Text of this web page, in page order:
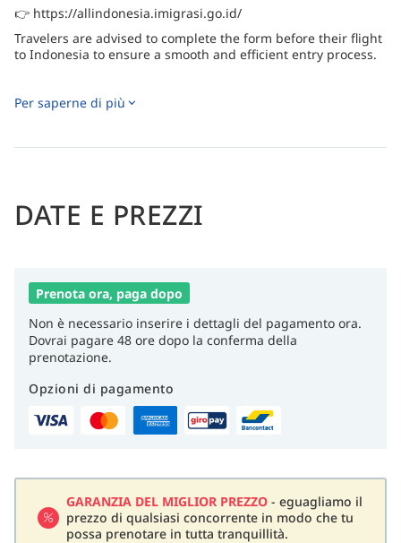
👉 https://allindonesia.imigrasi.go.id/
Travelers are advised to complete the form before their flight
to Indonesia to ensure a smooth and efficient entry process.
Per saperne di più
DATE E PREZZI
Prenota ora, paga dopo
Non è necessario inserire i dettagli del pagamento ora.
Dovrai pagare 48 ore dopo la conferma della
prenotazione.
Opzioni di pagamento
GARANZIA DEL MIGLIOR PREZZO - eguagliamo il
prezzo di qualsiasi concorrente in modo che tu
possa prenotare in tutta tranquillità.